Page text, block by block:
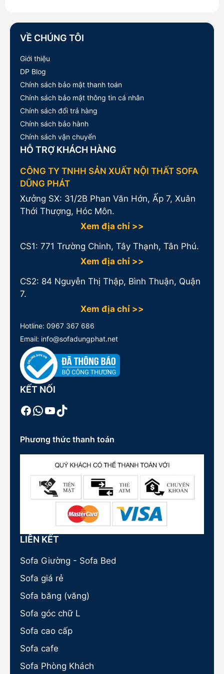
VỀ CHÚNG TÔI
Giới thiệu
DP Blog
Chính sách bảo mật thanh toán
Chính sách bảo mật thông tin cá nhân
Chính sách đổi trả hàng
Chính sách bảo hành
Chính sách vận chuyển
HỖ TRỢ KHÁCH HÀNG
CÔNG TY TNHH SẢN XUẤT NỘI THẤT SOFA
DŨNG PHÁT
Xưởng SX: 31/2B Phan Văn Hớn, Ấp 7, Xuân
Thới Thượng, Hóc Môn.
Xem địa chỉ >>
CS1: 771 Trường Chinh, Tây Thạnh, Tân Phú.
Xem địa chỉ >>
CS2: 84 Nguyễn Thị Thập, Bình Thuận, Quận
7.
Xem địa chỉ >>
Hotline: 0967 367 686
Email: info@sofadungphat.net
KẾT NỐI
Facebook
WhatsApp
Youtube
TikTok
Phương thức thanh toán
LIÊN KẾT
Sofa Giường - Sofa Bed
Sofa giá rẻ
Sofa băng (văng)
Sofa góc chữ L
Sofa cao cấp
Sofa cafe
Sofa Phòng Khách